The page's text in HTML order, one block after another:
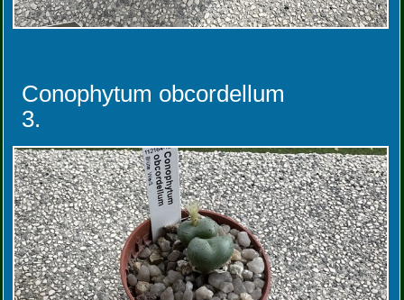
Conophytum obcordellum
3.